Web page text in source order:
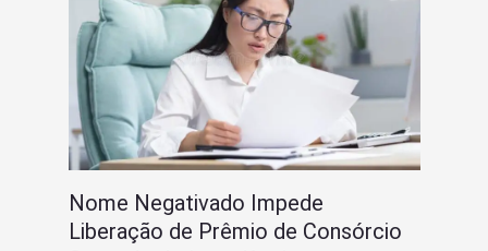
Nome Negativado Impede
Liberação de Prêmio de Consórcio